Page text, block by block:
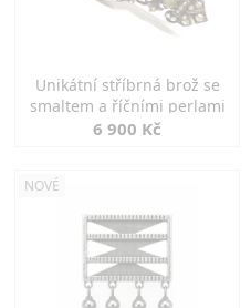
Unikátní stříbrná brož se
smaltem a říčními perlami
6 900 Kč
NOVÉ